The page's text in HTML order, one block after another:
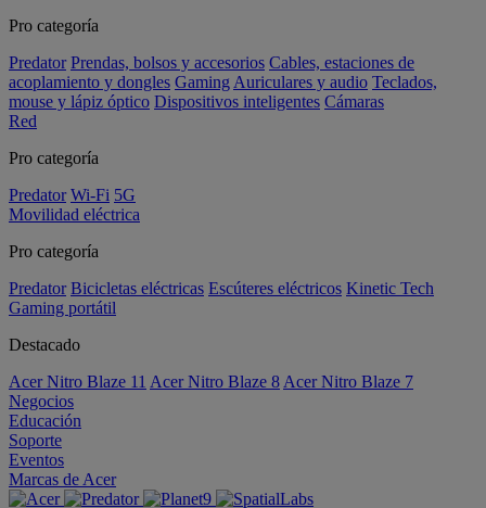
Pro categoría
Predator Prendas, bolsos y accesorios Cables, estaciones de
acoplamiento y dongles Gaming Auriculares y audio Teclados,
mouse y lápiz óptico Dispositivos inteligentes Cámaras
Red
Pro categoría
Predator Wi-Fi 5G
Movilidad eléctrica
Pro categoría
Predator Bicicletas eléctricas Escúteres eléctricos Kinetic Tech
Gaming portátil
Destacado
Acer Nitro Blaze 11 Acer Nitro Blaze 8 Acer Nitro Blaze 7
Negocios
Educación
Soporte
Eventos
Marcas de Acer